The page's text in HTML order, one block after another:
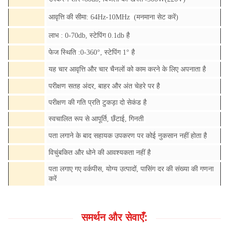
आवृत्ति की सीमा: 64Hz-10MHz (मनमाना सेट करें)
लाभ : 0-70db, स्टेपिंग 0.1db है
फेज स्थिति :0-360°, स्टेपिंग 1° है
यह चार आवृत्ति और चार चैनलों को काम करने के लिए अपनाता है
परीक्षण सतह अंदर, बाहर और अंत चेहरे पर है
परीक्षण की गति प्रति टुकड़ा दो सेकंड है
स्वचालित रूप से आपूर्ति, छँटाई, गिनती
पता लगाने के बाद सहायक उपकरण पर कोई नुकसान नहीं होता है
विचुंबकित और धोने की आवश्यकता नहीं है
पता लगाए गए वर्कपीस, योग्य उत्पादों, पासिंग दर की संख्या की गणना
करें
समर्थन और सेवाएँ: